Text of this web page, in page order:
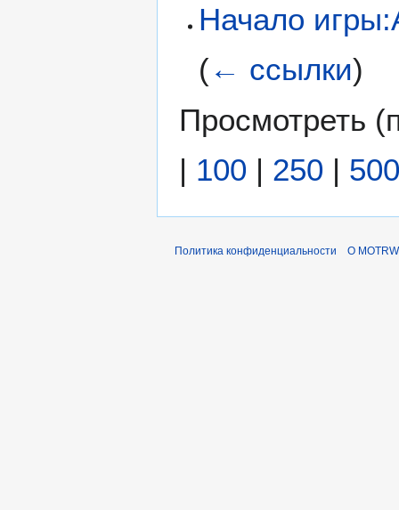
Начало
(← ссылки)
Просмотреть (
| 100 | 250 | 500
Политика конфиденциальности О